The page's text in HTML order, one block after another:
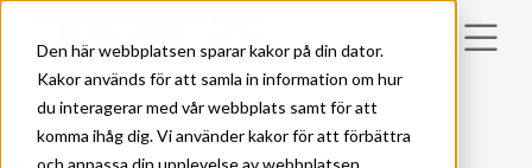
Den här webbplatsen sparar kakor på din dator.
Kakor används för att samla in information om hur
du interagerar med vår webbplats samt för att
komma ihåg dig. Vi använder kakor för att förbättra
och anpassa din upplevelse av webbplatsen,
Skip to main content
KONTAKT